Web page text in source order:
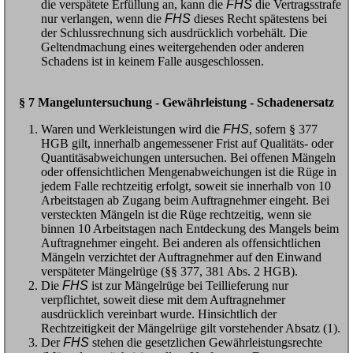
die verspätete Erfüllung an, kann die FHS die Vertragsstrafe
nur verlangen, wenn die FHS dieses Recht spätestens bei
der Schlussrechnung sich ausdrücklich vorbehält. Die
Geltendmachung eines weitergehenden oder anderen
Schadens ist in keinem Falle ausgeschlossen.
§ 7 Mangeluntersuchung - Gewährleistung - Schadenersatz
Waren und Werkleistungen wird die FHS, sofern § 377
HGB gilt, innerhalb angemessener Frist auf Qualitäts- oder
Quantitäsabweichungen untersuchen. Bei offenen Mängeln
oder offensichtlichen Mengenabweichungen ist die Rüge in
jedem Falle rechtzeitig erfolgt, soweit sie innerhalb von 10
Arbeitstagen ab Zugang beim Auftragnehmer eingeht. Bei
versteckten Mängeln ist die Rüge rechtzeitig, wenn sie
binnen 10 Arbeitstagen nach Entdeckung des Mangels beim
Auftragnehmer eingeht. Bei anderen als offensichtlichen
Mängeln verzichtet der Auftragnehmer auf den Einwand
verspäteter Mängelrüge (§§ 377, 381 Abs. 2 HGB).
Die FHS ist zur Mängelrüge bei Teillieferung nur
verpflichtet, soweit diese mit dem Auftragnehmer
ausdrücklich vereinbart wurde. Hinsichtlich der
Rechtzeitigkeit der Mängelrüge gilt vorstehender Absatz (1).
DerFHS stehen die gesetzlichen Gewährleistungsrechte